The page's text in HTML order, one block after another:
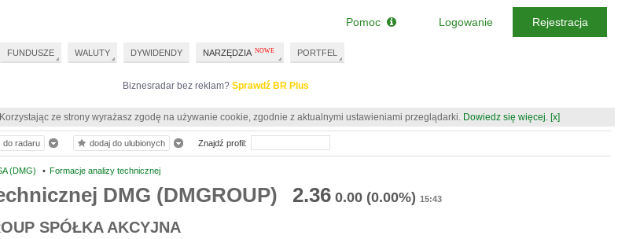
Biznesradar bez reklam? Sprawdź BR Plus
ze strony wyrażasz zgodę na używanie cookie, zgodnie z aktualnymi ustawieniami przeglądarki. Dowiedz się więcej. [x]
(DMG) • Formacje analizy technicznej
DMG (DMGROUP) 2.36 0.00 (0.00%) 15:43
SPÓŁKA AKCYJNA
do radaru dodaj do ulubionych Znajdź profil:
FUNDUSZE WALUTY DYWIDENDY NARZĘDZIA PORTFEL
Pomoc Logowanie Rejestracja